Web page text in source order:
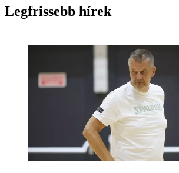
Legfrissebb hírek